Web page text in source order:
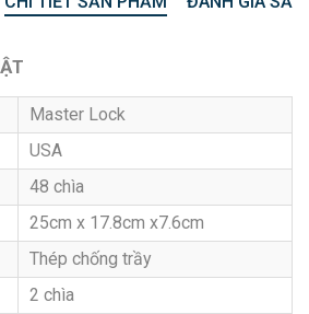
Master Lock
USA
48 chìa
25cm x 17.8cm x7.6cm
Thép chống trầy
2 chìa